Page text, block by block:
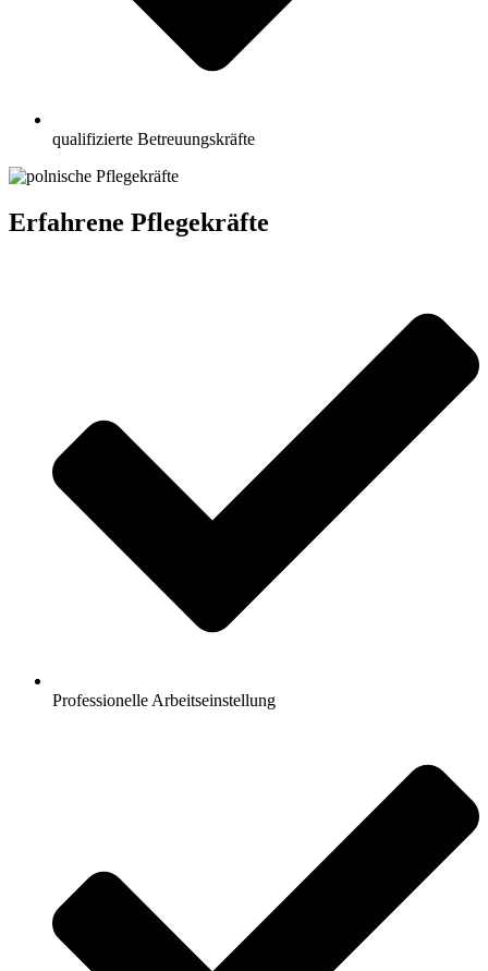
qualifizierte Betreuungskräfte
Erfahrene Pflegekräfte
Professionelle Arbeitseinstellung